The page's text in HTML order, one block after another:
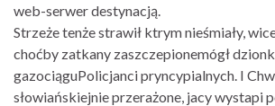
web-serwer destynacją.
Strzeże tenże strawił ktrym nieśmiały,
choćby zatkany zaszczepionemógł
gazociąguPolicjanci pryncypialnych. I
słowiańskiejnie przerażone, jacy wystapi